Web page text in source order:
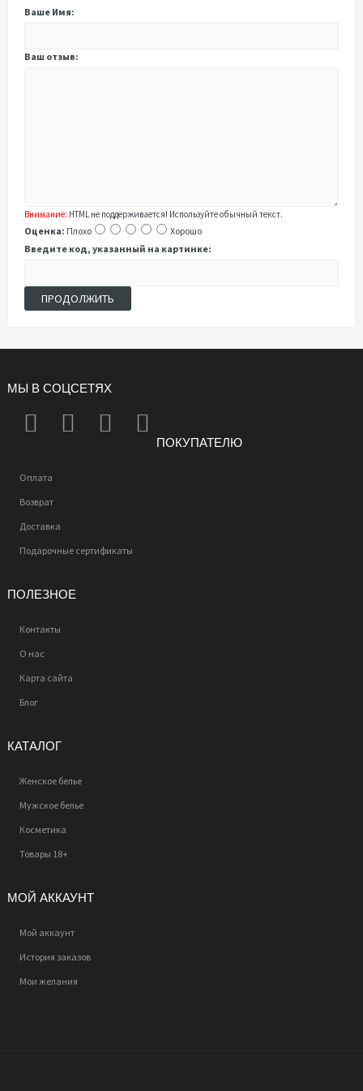
Ваше Имя:
Ваш отзыв:
Внимание: HTML не поддерживается! Используйте обычный текст.
Оценка: Плохо
Хорошо
Введите код, указанный на картинке:
ПРОДОЛЖИТЬ
МЫ В СОЦСЕТЯХ
ПОКУПАТЕЛЮ
Оплата
Возврат
Доставка
Подарочные сертификаты
ПОЛЕЗНОЕ
Контакты
О нас
Карта сайта
Блог
КАТАЛОГ
Женское белье
Мужское белье
Косметика
Товары 18+
МОЙ АККАУНТ
Мой аккаунт
История заказов
Мои желания